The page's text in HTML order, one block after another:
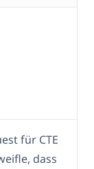
für CTE
dass